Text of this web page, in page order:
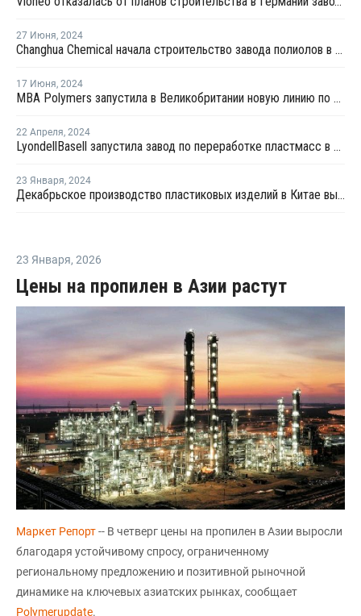
27 Июня, 2024
Changhua Chemical начала строительство завода полиолов в Китае
17 Июня, 2024
MBA Polymers запустила в Великобритании новую линию по переработке ПП из автомобильных бамперов
22 Апреля, 2024
LyondellBasell запустила завод по переработке пластмасс в Китае
23 Января, 2024
Декабрьское производство пластиковых изделий в Китае выросло на 2,8%
23 Января, 2026
Цены на пропилен в Азии растут
Маркет Репорт-- В четверг цены на пропилен в Азии выросли
благодаря устойчивому спросу, ограниченному
региональному предложению и позитивной рыночной
динамике на ключевых азиатских рынках, сообщает
Polymerupdate.